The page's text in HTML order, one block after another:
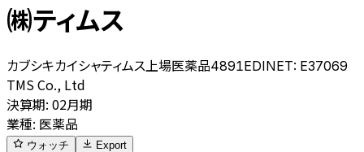
㈱ティムス
カブシキカイシャティムス 上場医薬品4891EDINET: E37069
TMS Co., Ltd
決算期: 02月期
業種: 医薬品
ウォッチ Export